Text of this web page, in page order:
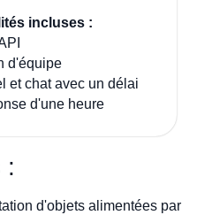
incluses :
d'équipe
et chat avec un délai
d'une heure
:
d'objets alimentées par